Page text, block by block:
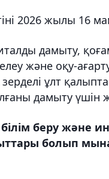
2026 жылы 16
дамыту,
және оқу-ағарту
зерделі ұлт
дамыту
беру және
болып